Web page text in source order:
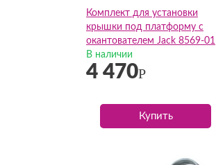
Комплект для установки
крышки под платформу с
окантователем Jack 8569-01
30112060
В наличии
4 470Р
Купить